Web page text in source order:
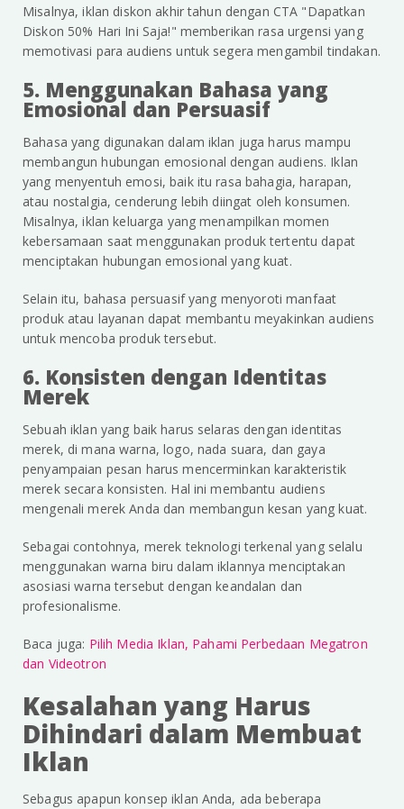
Misalnya, iklan diskon akhir tahun dengan CTA "Dapatkan
Diskon 50% Hari Ini Saja!" memberikan rasa urgensi yang
memotivasi para audiens untuk segera mengambil tindakan.
5. Menggunakan Bahasa yang
Emosional dan Persuasif
Bahasa yang digunakan dalam iklan juga harus mampu
membangun hubungan emosional dengan audiens. Iklan
yang menyentuh emosi, baik itu rasa bahagia, harapan,
atau nostalgia, cenderung lebih diingat oleh konsumen.
Misalnya, iklan keluarga yang menampilkan momen
kebersamaan saat menggunakan produk tertentu dapat
menciptakan hubungan emosional yang kuat.
Selain itu, bahasa persuasif yang menyoroti manfaat
produk atau layanan dapat membantu meyakinkan audiens
untuk mencoba produk tersebut.
6. Konsisten dengan Identitas
Merek
Sebuah iklan yang baik harus selaras dengan identitas
merek, di mana warna, logo, nada suara, dan gaya
penyampaian pesan harus mencerminkan karakteristik
merek secara konsisten. Hal ini membantu audiens
mengenali merek Anda dan membangun kesan yang kuat.
Sebagai contohnya, merek teknologi terkenal yang selalu
menggunakan warna biru dalam iklannya menciptakan
asosiasi warna tersebut dengan keandalan dan
profesionalisme.
Baca juga: Pilih Media Iklan, Pahami Perbedaan Megatron
dan Videotron
Kesalahan yang Harus
Dihindari dalam Membuat
Iklan
Sebagus apapun konsep iklan Anda, ada beberapa